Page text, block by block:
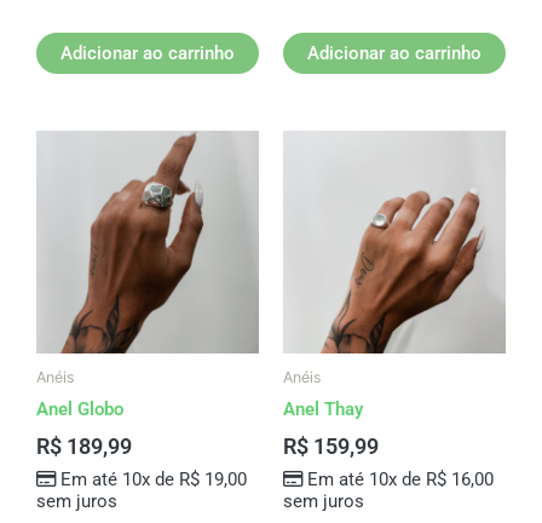
Adicionar ao carrinho Adicionar ao carrinho
Anéis
Anel Globo
R$ 189,99
Em até 10x de R$19,00
sem juros
Este
produto
tem
várias
variantes.
As
do
Anéis
Anel Thay
R$ 159,99
Em até 10x de R$16,00
sem juros